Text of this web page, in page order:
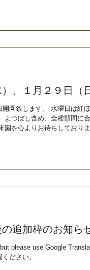
、１月２９日（
園致します。 水曜日は紅
よつぼし含め、全種類間に
園を心よりお待ちしており
追加枠のお知ら
please use Google
ださい。...